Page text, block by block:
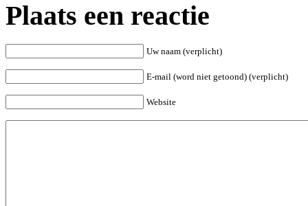
Plaats een reactie
Uw naam (verplicht)
E-mail (word niet getoond) (verplicht)
Website